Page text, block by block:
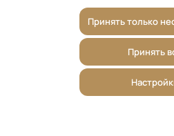
Принять только
Принять